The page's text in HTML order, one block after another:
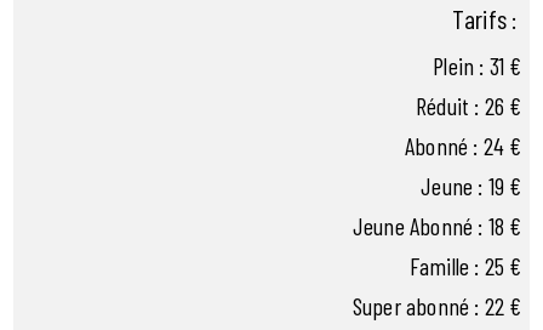
Tarifs :
Plein : 31 €
Réduit : 26 €
Abonné : 24 €
Jeune : 19 €
Jeune Abonné : 18 €
Famille : 25 €
Super abonné : 22 €